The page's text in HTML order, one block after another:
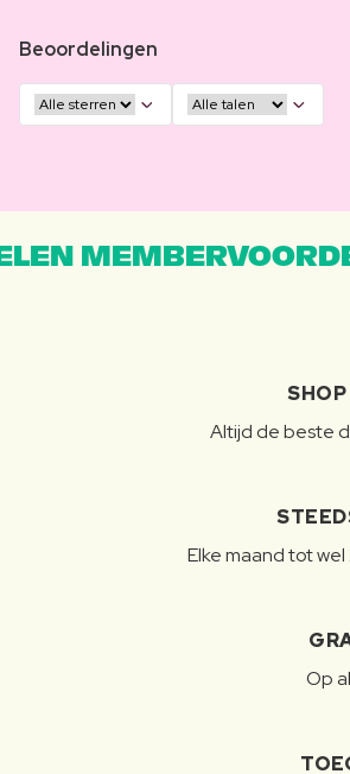
Beoordelingen
Altijd de beste
Elke maand tot
Op